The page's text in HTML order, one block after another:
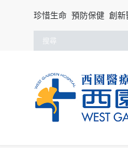
珍惜生命 預防保健 創新